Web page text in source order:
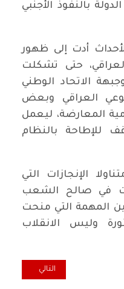
بالنفوذ الأجنبي
أدت إلى ظهور
حتى تشكلت
الاتحاد الوطني
العراقي وبعض
المعارضة، ليعمل
للإطاحة بالنظام
الإنجازات التي
في صالح الشعب
المهمة التي منحت
وليس الانقلاب
ترفض (سانت ليغو 1.9)المقال التالي:
التالي